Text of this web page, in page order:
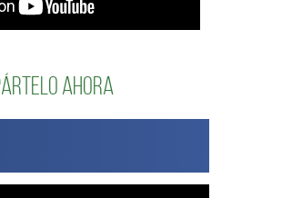
ahora